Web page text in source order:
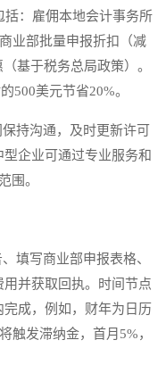
括：雇佣本地会计事务所
业部批量申报折扣（减
基于税务总局政策）。
500美元节省20%。
持沟通，及时更新许可
企业可通过专业服务和
围。
写商业部申报表格、
并获取回执。时间节点
完成，例如，财年为日历
触发滞纳金，首月5%，